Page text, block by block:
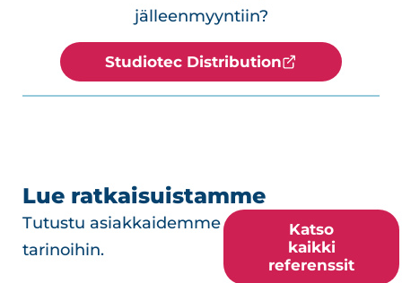
jälleenmyyntiin?
Studiotec Distribution
Lue ratkaisuistamme
Tutustu asiakkaidemme
tarinoihin.
Katso
kaikki
referenssit